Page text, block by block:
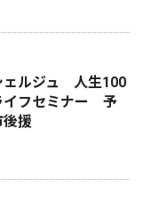
ェルジュ 人生100
イフセミナー 予
援